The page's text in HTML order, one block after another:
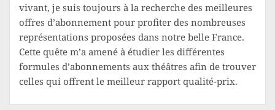
vivant, je suis toujours à la recherche des meilleures
offres d’abonnement pour profiter des nombreuses
représentations proposées dans notre belle France.
Cette quête m’a amené à étudier les différentes
formules d’abonnements aux théâtres afin de trouver
celles qui offrent le meilleur rapport qualité-prix.